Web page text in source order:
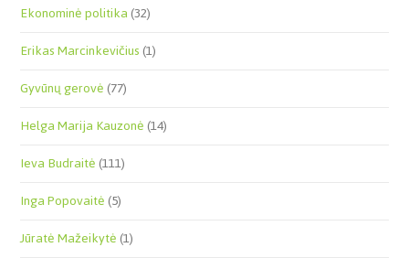
Ekonominė politika(32)
Erikas Marcinkevičius(1)
Gyvūnų gerovė(77)
Helga Marija Kauzonė(14)
Ieva Budraitė(111)
Inga Popovaitė(5)
Jūratė Mažeikytė(1)